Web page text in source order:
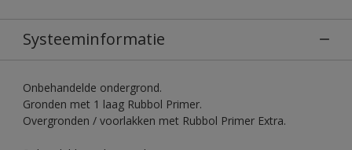
Systeeminformatie
Onbehandelde ondergrond.
Gronden met 1 laag Rubbol Primer.
Overgronden / voorlakken met Rubbol Primer Extra.